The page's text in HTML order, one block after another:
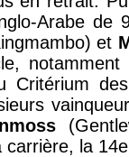
Arabe
et
Critérium
carrière, la